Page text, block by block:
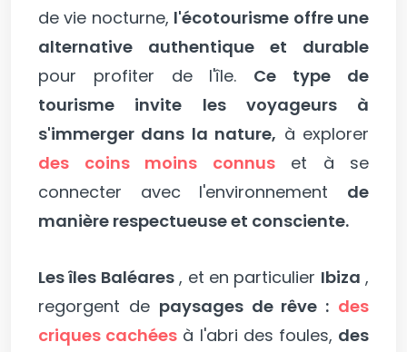
de vie nocturne, l'écotourisme offre une
alternative authentique et durable
pour profiter de l'île. Ce type de
tourisme invite les voyageurs à
s'immerger dans la nature, à explorer
des coins moins connuset à se
connecter avec l'environnement de
manière respectueuse et consciente.
Les îles Baléares, et en particulier Ibiza ,
regorgent de paysages de rêve : des
criques cachées à l'abri des foules, des